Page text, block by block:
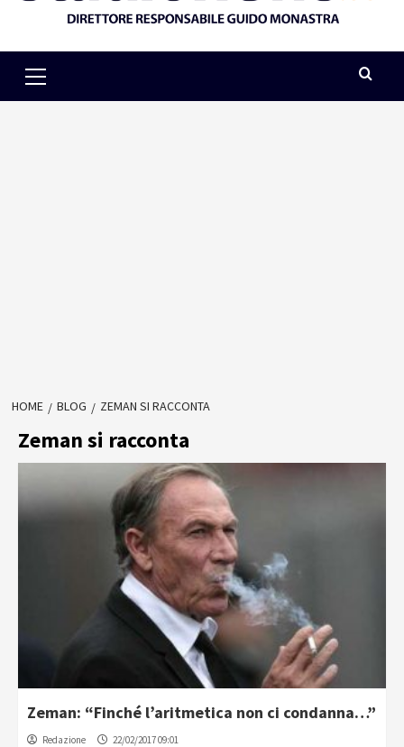
Menu
HOME BLOG ZEMAN SI RACCONTA
Zeman si racconta
Zeman: “Finché l’aritmetica non ci condanna…”
Redazione 22/02/2017 09:01